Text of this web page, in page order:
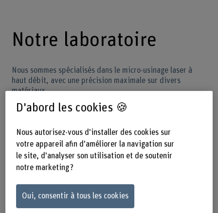
Notre laboratoire
Nous sommes spécialisés dans le micro-usinage laser à
haut débit, avec une précision maximale sur divers
matériaux.
Nous optimisons l’efficacité des processus, des stratégies
d’élimination ainsi que des méthodes de guidage et de
solutions de synchronisation entre les lasers à taux de
répétition élevé (plage MHz) et les systèmes de guidage
du faisceau et d’usinage pour une précision maximale.
Prestations
Nous mettons notre savoir-faire et notre infrastructure à
D'abord les cookies 🍪
Nous autorisez-vous d'installer des cookies sur
votre appareil afin d'améliorer la navigation sur
le site, d'analyser son utilisation et de soutenir
notre marketing ?
Oui, consentir à tous les cookies